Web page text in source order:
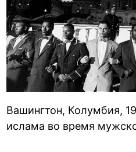
Вашингтон, Колумбия,
ислама во время